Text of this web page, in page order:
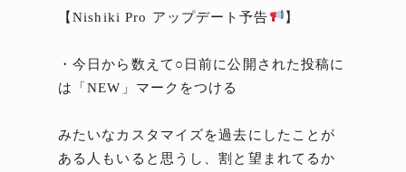
【Nishiki Pro アップデート予告 】
・今日から数えて○日前に公開された投稿に
は「NEW」マークをつける
みたいなカスタマイズを過去にしたことが
ある人もいると思うし、割と望まれてるか